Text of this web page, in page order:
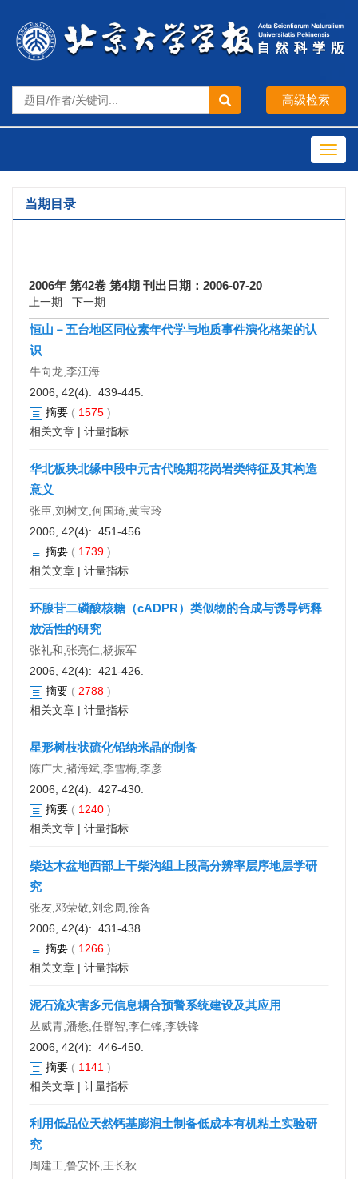
当期目录
2006年 第42卷 第4期 刊出日期：2006-07-20
上一期 下一期
恒山－五台地区同位素年代学与地质事件演化格架的认
识
牛向龙,李江海
2006, 42(4): 439-445.
摘要 ( 1575 )
相关文章 | 计量指标
华北板块北缘中段中元古代晚期花岗岩类特征及其构造
意义
张臣,刘树文,何国琦,黄宝玲
2006, 42(4): 451-456.
摘要 ( 1739 )
相关文章 | 计量指标
环腺苷二磷酸核糖（cADPR）类似物的合成与诱导钙释
放活性的研究
张礼和,张亮仁,杨振军
2006, 42(4): 421-426.
摘要 ( 2788 )
相关文章 | 计量指标
星形树枝状硫化铅纳米晶的制备
陈广大,褚海斌,李雪梅,李彦
2006, 42(4): 427-430.
摘要 ( 1240 )
相关文章 | 计量指标
柴达木盆地西部上干柴沟组上段高分辨率层序地层学研
究
张友,邓荣敬,刘念周,徐备
2006, 42(4): 431-438.
摘要 ( 1266 )
相关文章 | 计量指标
泥石流灾害多元信息耦合预警系统建设及其应用
丛威青,潘懋,任群智,李仁锋,李铁锋
2006, 42(4): 446-450.
摘要 ( 1141 )
相关文章 | 计量指标
利用低品位天然钙基膨润土制备低成本有机粘土实验研
究
周建工,鲁安怀,王长秋